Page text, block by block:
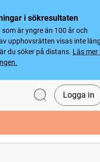
i sökresultaten
är yngre än 100 år och
upphovsrätten visas inte
du söker på distans. Läs mer
Logga in